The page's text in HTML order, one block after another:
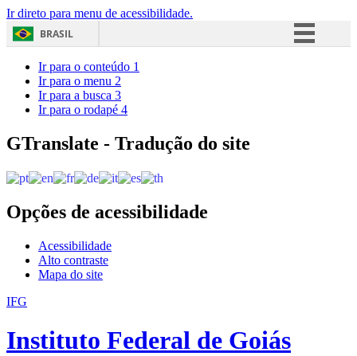
Ir direto para menu de acessibilidade.
BRASIL
Acesso à informação
Ir para o conteúdo 1
Ir para o menu 2
Ir para a busca 3
Ir para o rodapé 4
GTranslate - Tradução do site
Opções de acessibilidade
Acessibilidade
Alto contraste
Mapa do site
IFG
Instituto Federal de Goiás